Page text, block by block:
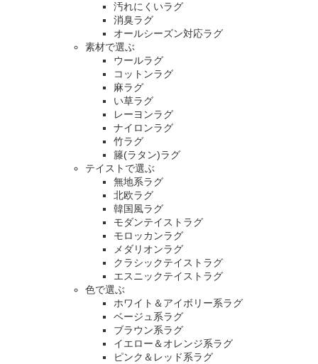
汚れにくいラグ
消臭ラグ
オールシーズン対応ラグ
素材で選ぶ
ウールラグ
コットンラグ
麻ラグ
い草ラグ
レーヨンラグ
ナイロンラグ
竹ラグ
籐(ラタン)ラグ
テイストで選ぶ
無地系ラグ
北欧ラグ
韓国風ラグ
モダンテイストラグ
モロッカンラグ
メダリオンラグ
クラシックテイストラグ
エスニックテイストラグ
色で選ぶ
ホワイト＆アイボリー系ラグ
ベージュ系ラグ
ブラウン系ラグ
イエロー＆オレンジ系ラグ
ピンク＆レッド系ラグ